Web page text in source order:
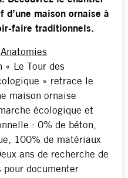
maison ornaise à
faire traditionnels.
Anatomies
« Le Tour des
» retrace le
maison ornaise
écologique et
: 0% de béton,
100% de matériaux
ans de recherche de
documenter